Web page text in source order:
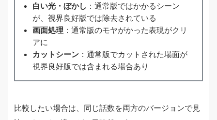
白い光・ぼかし ：通常版ではかかるシーン
が、視界良好版では除去されている
画面処理 ：通常版のモヤがかった表現がクリ
アに
カットシーン ：通常版でカットされた場面が
視界良好版では含まれる場合あり
比較したい場合は、同じ話数を両方のバージョンで見